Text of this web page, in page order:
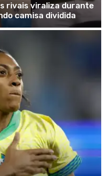
rivais viraliza durante
camisa dividida